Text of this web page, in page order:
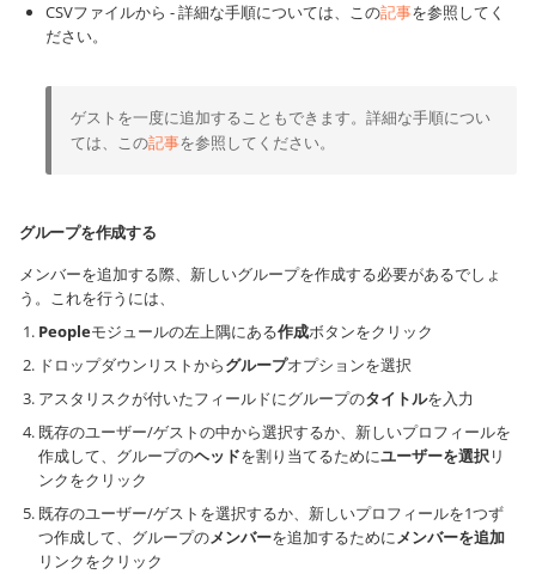
CSVファイルから - 詳細な手順については、この記事を参照してく
ださい。
ゲストを一度に追加することもできます。詳細な手順につい
ては、この記事を参照してください。
グループを作成する
メンバーを追加する際、新しいグループを作成する必要があるでしょ
う。これを行うには、
Peopleモジュールの左上隅にある作成ボタンをクリック
ドロップダウンリストからグループオプションを選択
アスタリスクが付いたフィールドにグループのタイトルを入力
既存のユーザー/ゲストの中から選択するか、新しいプロフィールを
作成して、グループのヘッドを割り当てるためにユーザーを選択リ
ンクをクリック
既存のユーザー/ゲストを選択するか、新しいプロフィールを1つず
つ作成して、グループのメンバーを追加するためにメンバーを追加
リンクをクリック